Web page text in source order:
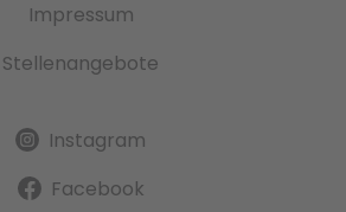
Impressum
Stellenangebote
Instagram
Facebook